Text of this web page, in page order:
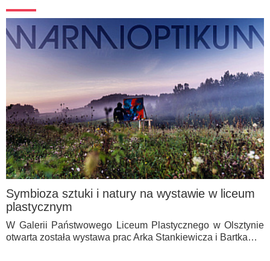
Symbioza sztuki i natury na wystawie w liceum
plastycznym
W Galerii Państwowego Liceum Plastycznego w Olsztynie
otwarta została wystawa prac Arka Stankiewicza i Bartka…